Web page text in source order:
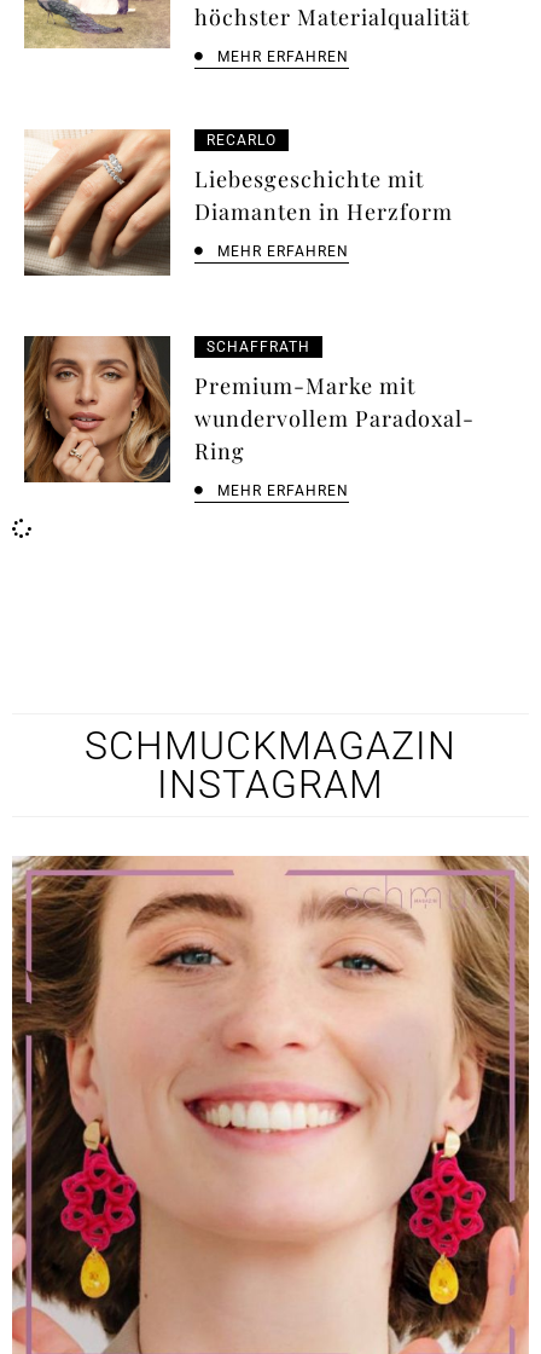
höchster Materialqualität
MEHR ERFAHREN
RECARLO
Liebesgeschichte mit
Diamanten in Herzform
MEHR ERFAHREN
SCHAFFRATH
Premium-Marke mit
wundervollem Paradoxal-
Ring
MEHR ERFAHREN
SCHMUCKMAGAZIN
INSTAGRAM